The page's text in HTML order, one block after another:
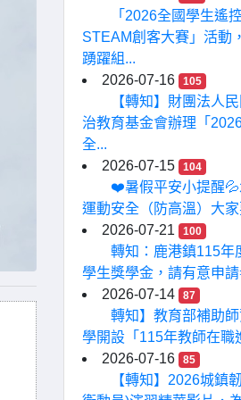
「2026全國學生遙
STEAM創客大賽」活動
踴躍組...
2026-07-16
105
【轉知】財團法人
治教育基金會辦理「
全...
2026-07-15
104
❤️暑假平安小提醒
運動安全（防高溫）大家
2026-07-21
100
轉知：鹿港鎮115年
學生獎學金，請有意申請
2026-07-14
87
轉知】教育部補助
學開設「115年教師在職
2026-07-16
85
【轉知】2026城鎮